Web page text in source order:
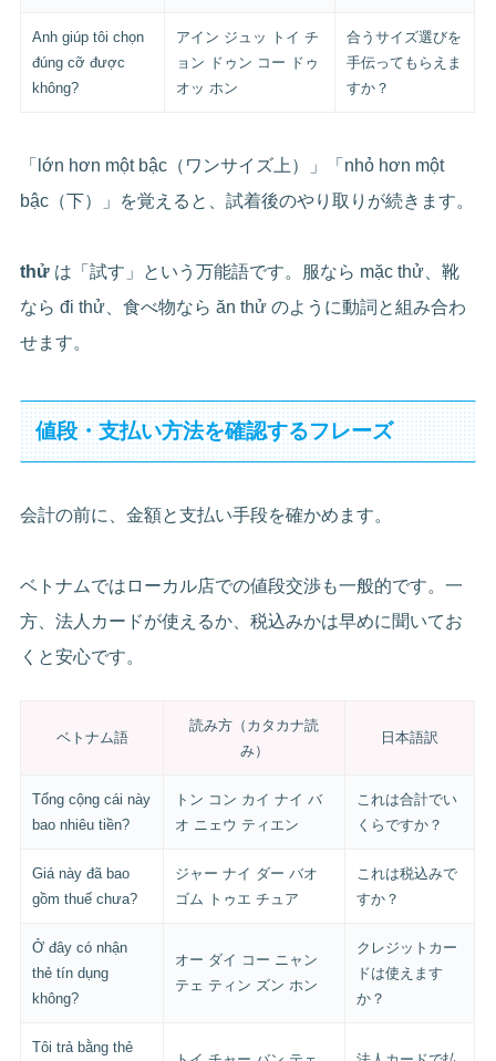
Anh giúp tôi chọn
đúng cỡ được
không?
アイン ジュッ トイ チ
ョン ドゥン コー ドゥ
オッ ホン
合うサイズ選びを
手伝ってもらえま
すか？
「lớn hơn một bậc（ワンサイズ上）」「nhỏ hơn một
bậc（下）」を覚えると、試着後のやり取りが続きます。
thử は「試す」という万能語です。服なら mặc thử、靴
なら đi thử、食べ物なら ăn thử のように動詞と組み合わ
せます。
値段・支払い方法を確認するフレーズ
会計の前に、金額と支払い手段を確かめます。
ベトナムではローカル店での値段交渉も一般的です。一
方、法人カードが使えるか、税込みかは早めに聞いてお
くと安心です。
ベトナム語
読み方（カタカナ読
み）
日本語訳
Tổng cộng cái này
bao nhiêu tiền?
トン コン カイ ナイ バ
オ ニェウ ティエン
これは合計でい
くらですか？
Giá này đã bao
gồm thuế chưa?
ジャー ナイ ダー バオ
ゴム トゥエ チュア
これは税込みで
すか？
Ở đây có nhận
thẻ tín dụng
không?
オー ダイ コー ニャン
テェ ティン ズン ホン
クレジットカー
ドは使えます
か？
Tôi trả bằng thẻ